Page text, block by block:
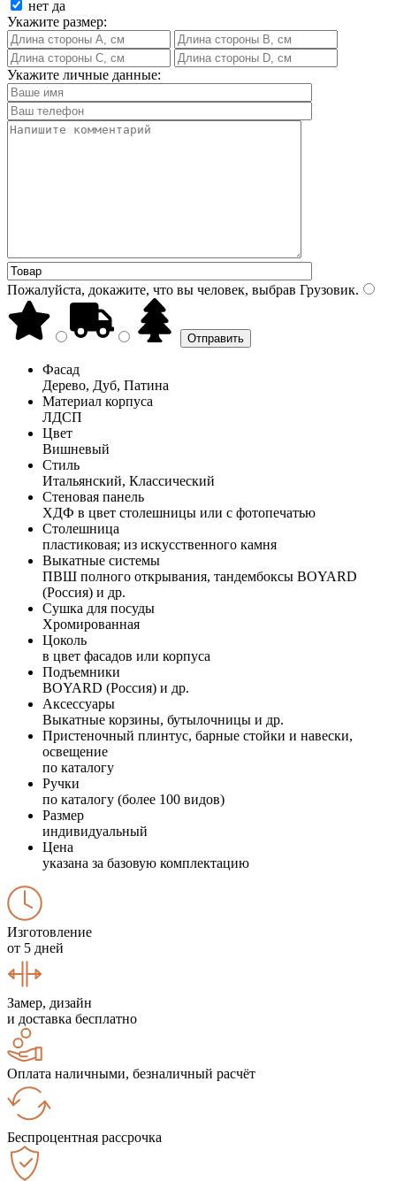
нет да
Укажите размер:
Укажите личные данные:
Пожалуйста, докажите, что вы человек, выбрав Грузовик.
Фасад
Дерево, Дуб, Патина
Материал корпуса
ЛДСП
Цвет
Вишневый
Стиль
Итальянский, Классический
Стеновая панель
ХДФ в цвет столешницы или с фотопечатью
Столешница
пластиковая; из искусственного камня
Выкатные системы
ПВШ полного открывания, тандембоксы BOYARD
(Россия) и др.
Сушка для посуды
Хромированная
Цоколь
в цвет фасадов или корпуса
Подъемники
BOYARD (Россия) и др.
Аксессуары
Выкатные корзины, бутылочницы и др.
Пристеночный плинтус, барные стойки и навески,
освещение
по каталогу
Ручки
по каталогу (более 100 видов)
Размер
индивидуальный
Цена
указана за базовую комплектацию
Изготовление
от 5 дней
Замер, дизайн
и доставка бесплатно
Оплата наличными, безналичный расчёт
Беспроцентная рассрочка